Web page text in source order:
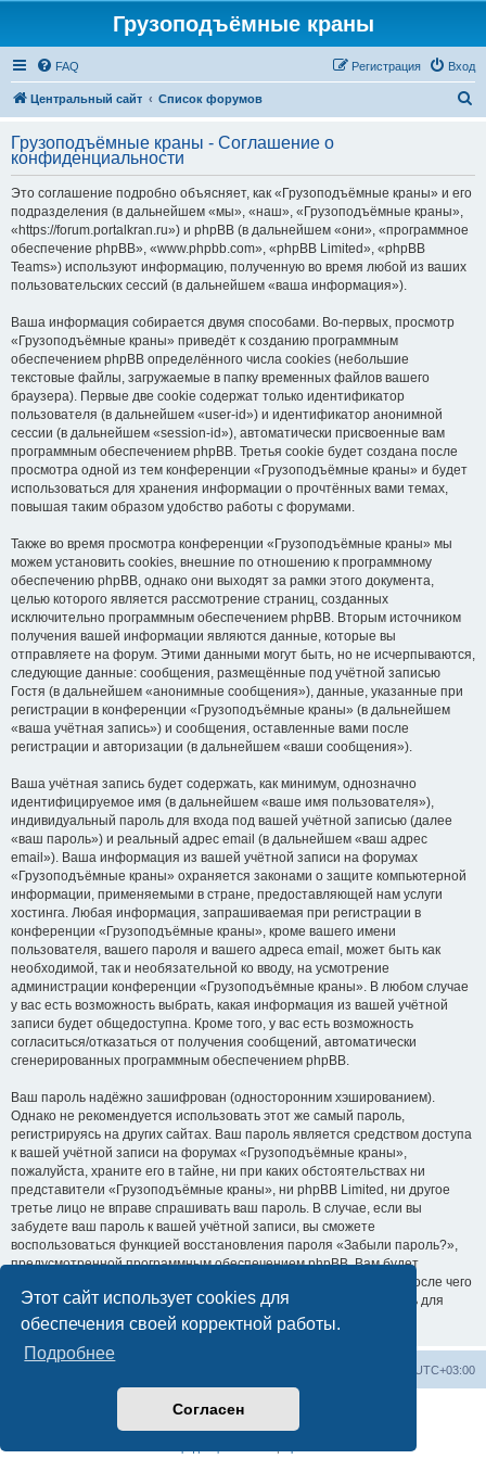
Этот сайт использует cookies для
обеспечения своей корректной работы.
Подробнее
Согласен
Грузоподъёмные краны
FAQ Вход
Регистрация
Центральный сайт Список форумов
с
Грузоподъёмные краны - Соглашение о
конфиденциальности
Это соглашение подробно объясняет, как «Грузоподъёмные краны» и его
подразделения (в дальнейшем «мы», «наш», «Грузоподъёмные краны»,
«https://forum.portalkran.ru») и phpBB (в дальнейшем «они», «программное
обеспечение phpBB», «www.phpbb.com», «phpBB Limited», «phpBB
Teams») используют информацию, полученную во время любой из ваших
пользовательских сессий (в дальнейшем «ваша информация»).
Ваша информация собирается двумя способами. Во-первых, просмотр
«Грузоподъёмные краны» приведёт к созданию программным
обеспечением phpBB определённого числа cookies (небольшие
текстовые файлы, загружаемые в папку временных файлов вашего
браузера). Первые две cookie содержат только идентификатор
пользователя (в дальнейшем «user-id») и идентификатор анонимной
сессии (в дальнейшем «session-id»), автоматически присвоенные вам
программным обеспечением phpBB. Третья cookie будет создана после
просмотра одной из тем конференции «Грузоподъёмные краны» и будет
использоваться для хранения информации о прочтённых вами темах,
повышая таким образом удобство работы с форумами.
Также во время просмотра конференции «Грузоподъёмные краны» мы
можем установить cookies, внешние по отношению к программному
обеспечению phpBB, однако они выходят за рамки этого документа,
целью которого является рассмотрение страниц, созданных
исключительно программным обеспечением phpBB. Вторым источником
получения вашей информации являются данные, которые вы
отправляете на форум. Этими данными могут быть, но не исчерпываются,
следующие данные: сообщения, размещённые под учётной записью
Гостя (в дальнейшем «анонимные сообщения»), данные, указанные при
регистрации в конференции «Грузоподъёмные краны» (в дальнейшем
«ваша учётная запись») и сообщения, оставленные вами после
регистрации и авторизации (в дальнейшем «ваши сообщения»).
Ваша учётная запись будет содержать, как минимум, однозначно
идентифицируемое имя (в дальнейшем «ваше имя пользователя»),
индивидуальный пароль для входа под вашей учётной записью (далее
«ваш пароль») и реальный адрес email (в дальнейшем «ваш адрес
email»). Ваша информация из вашей учётной записи на форумах
«Грузоподъёмные краны» охраняется законами о защите компьютерной
информации, применяемыми в стране, предоставляющей нам услуги
хостинга. Любая информация, запрашиваемая при регистрации в
конференции «Грузоподъёмные краны», кроме вашего имени
пользователя, вашего пароля и вашего адреса email, может быть как
необходимой, так и необязательной ко вводу, на усмотрение
администрации конференции «Грузоподъёмные краны». В любом случае
у вас есть возможность выбрать, какая информация из вашей учётной
записи будет общедоступна. Кроме того, у вас есть возможность
согласиться/отказаться от получения сообщений, автоматически
сгенерированных программным обеспечением phpBB.
Ваш пароль надёжно зашифрован (односторонним хэшированием).
Однако не рекомендуется использовать этот же самый пароль,
регистрируясь на других сайтах. Ваш пароль является средством доступа
к вашей учётной записи на форумах «Грузоподъёмные краны»,
пожалуйста, храните его в тайне, ни при каких обстоятельствах ни
представители «Грузоподъёмные краны», ни phpBB Limited, ни другое
третье лицо не вправе спрашивать ваш пароль. В случае, если вы
забудете ваш пароль к вашей учётной записи, вы сможете
воспользоваться функцией восстановления пароля «Забыли пароль?»,
предусмотренной программным обеспечением phpBB. Вам будет
необходимо ввести ваше имя пользователя и ваш адрес email, после чего
программное обеспечение phpBB сгенерирует вам новый пароль для
вашей учётной записи.
UTC+03:00
Создано на основеphpBB® Forum Software © phpBB Limited
Русская поддержка phpBB